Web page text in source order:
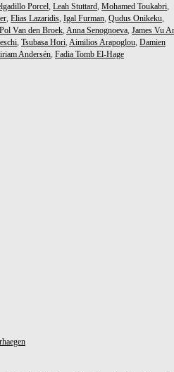
Porcel, Leah Stuttard, Mohamed Toukabri,
, Elias Lazaridis, Igal Furman, Qudus Onikeku,
Pol Van den Broek, Anna Senognoeva, James Vu
, Tsubasa Hori, Aimilios Arapoglou, Damien
Andersén, Fadia Tomb El-Hage